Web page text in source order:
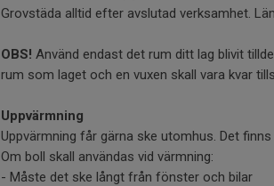
Grovstäda alltid efter avslutad verksamhet.
OBS! Använd endast det rum ditt lag blivit
rum som laget och en vuxen skall vara kvar
Uppvärmning
Uppvärmning får gärna ske utomhus. Det
Om boll skall användas vid värmning:
- Måste det ske långt från fönster och bilar